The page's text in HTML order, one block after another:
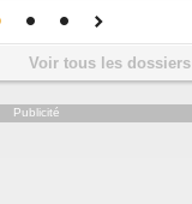
pour une IA
Voir tous les dossiers
Publicité